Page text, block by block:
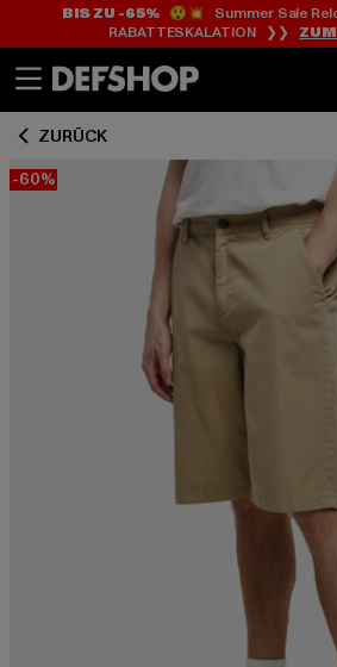
Zum
Inhalt
Zum
BIS ZU -65%😲💥 Summer Sale
RABATTESKALATION ❯❯
ZURÜCK
-60%